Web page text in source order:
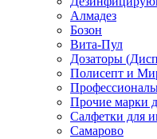
Алмадез
Бозон
Вита-Пул
Дозаторы
Полисепт и
Прочие марки
Салфетки для
Самарово